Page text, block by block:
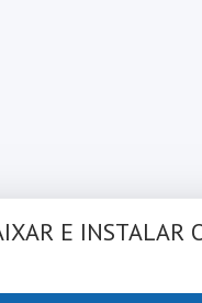
E INSTALAR